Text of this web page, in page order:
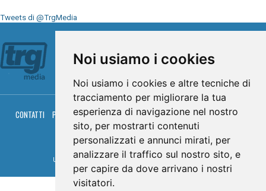
Noi usiamo i cookies
Noi usiamo i cookies e altre tecniche di
tracciamento per migliorare la tua
esperienza di navigazione nel nostro
sito, per mostrarti contenuti
personalizzati e annunci mirati, per
analizzare il traffico sul nostro sito, e
per capire da dove arrivano i nostri
visitatori.
Tweets di @TrgMedia
CONTATTI PRIVACY COOKIES PALINSESTO DIRETTA TV
DIRETTA RADIO
RGM HITRADIO
© TRG Media 2005-2026
Umbria Televisioni s.r.l. - P.I.00496230541 -www.trgmedia.it- Powered by